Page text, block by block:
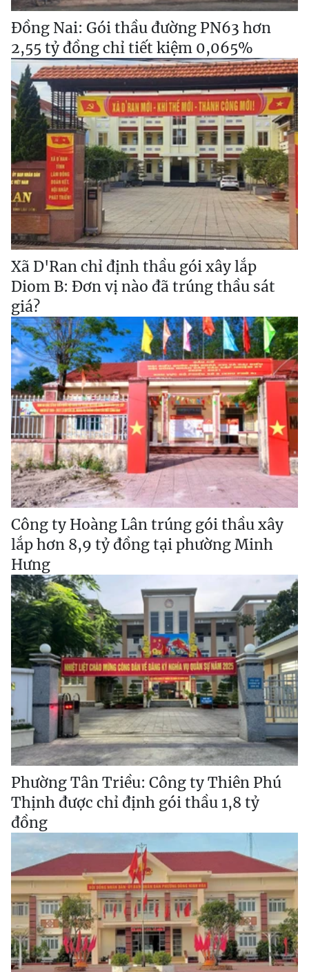
Đồng Nai: Gói thầu đường PN63 hơn
2,55 tỷ đồng chỉ tiết kiệm 0,065%
Xã D'Ran chỉ định thầu gói xây lắp
Diom B: Đơn vị nào đã trúng thầu sát
giá?
Công ty Hoàng Lân trúng gói thầu xây
lắp hơn 8,9 tỷ đồng tại phường Minh
Hưng
Phường Tân Triều: Công ty Thiên Phú
Thịnh được chỉ định gói thầu 1,8 tỷ
đồng